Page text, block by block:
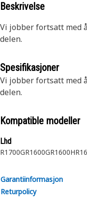
Beskrivelse
Vi jobber fortsatt med
delen.
Spesifikasjoner
Vi jobber fortsatt med
delen.
Kompatible modeller
Lhd
R1700GR1600GR1600H
Garantiinformasjon
Returpolicy